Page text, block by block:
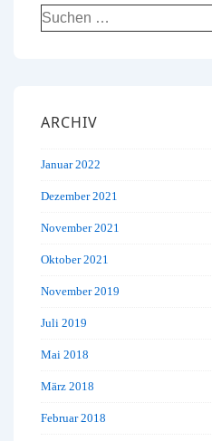
Suchen
nach:
ARCHIV
Januar 2022
Dezember 2021
November 2021
Oktober 2021
November 2019
Juli 2019
Mai 2018
März 2018
Februar 2018